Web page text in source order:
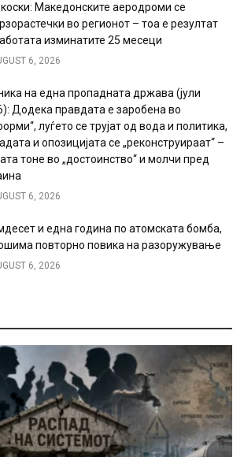
Македонските аеродроми се
во регионот – тоа е резултат
изминатите 25 месеци
6, 2026
на една пропадната држава (јули
Додека правдата е заробена во
луѓето се трујат од вода и политика,
и опозицијата се „реконструираат“ –
тоне во „достоинство“ и молчи пред
6, 2026
и една година по атомската бомба,
повторно повика на разоружување
6, 2026